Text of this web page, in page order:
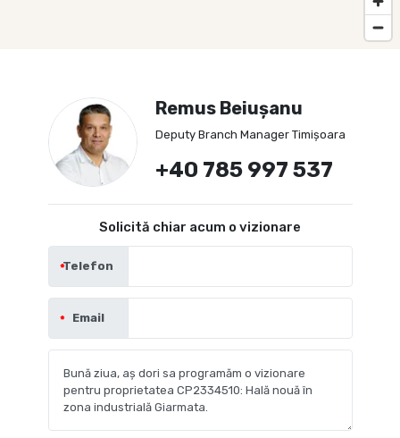
Remus Beiușanu
Deputy Branch Manager Timișoara
+40 785 997 537
Solicită chiar acum o vizionare
Telefon
Email